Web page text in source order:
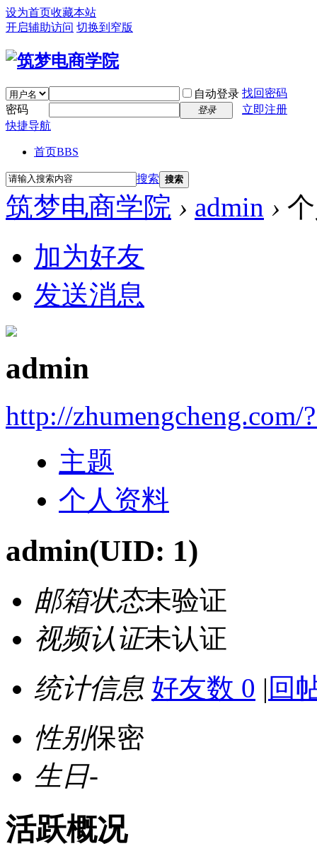
设为首页收藏本站
开启辅助访问 切换到窄版
自动登录 找回密码
密码
登录
立即注册
快捷导航
首页BBS
搜索 搜索
筑梦电商学院 › admin ›
加为好友
发送消息
admin
http://zhumengcheng.com/
主题
个人资料
admin(UID: 1)
邮箱状态未验证
视频认证未认证
统计信息 好友数 0 | 回
性别保密
生日-
活跃概况